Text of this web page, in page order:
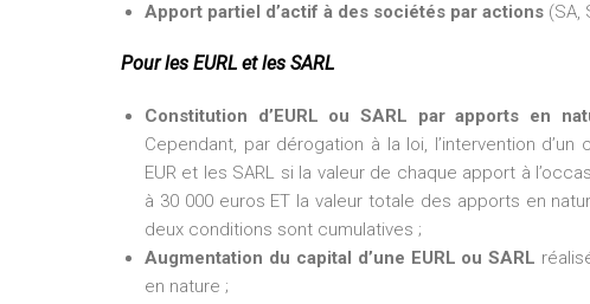
Apport partiel d’actif à des sociétés par actions (SA,
Pour les EURL et les SARL
Constitution d’EURL ou SARL par apports en
Cependant, par dérogation à la loi, l’intervention
EUR et les SARL si la valeur de chaque apport à
à 30 000 euros ET la valeur totale des apports en
deux conditions sont cumulatives ;
Augmentation du capital d’une EURL ou SARL
en nature ;